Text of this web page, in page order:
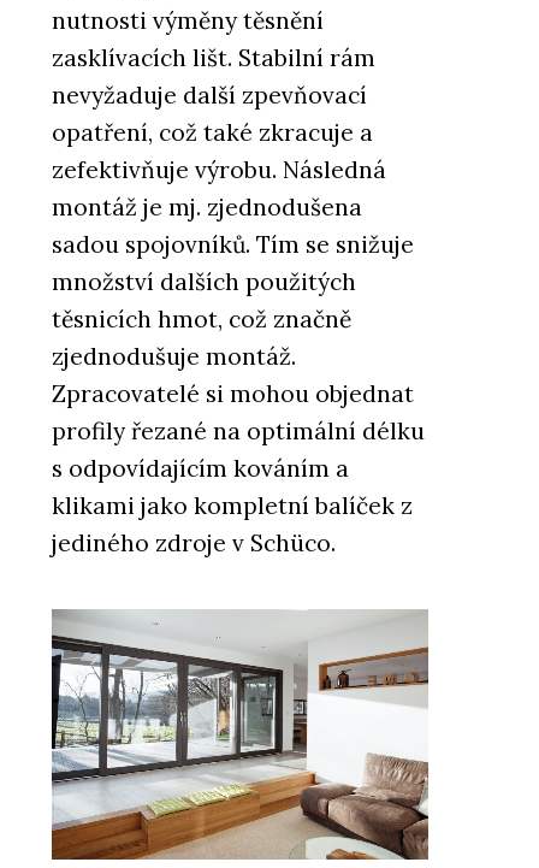
nutnosti výměny těsnění
zasklívacích lišt. Stabilní rám
nevyžaduje další zpevňovací
opatření, což také zkracuje a
zefektivňuje výrobu. Následná
montáž je mj. zjednodušena
sadou spojovníků. Tím se snižuje
množství dalších použitých
těsnicích hmot, což značně
zjednodušuje montáž.
Zpracovatelé si mohou objednat
profily řezané na optimální délku
s odpovídajícím kováním a
klikami jako kompletní balíček z
jediného zdroje v Schüco.